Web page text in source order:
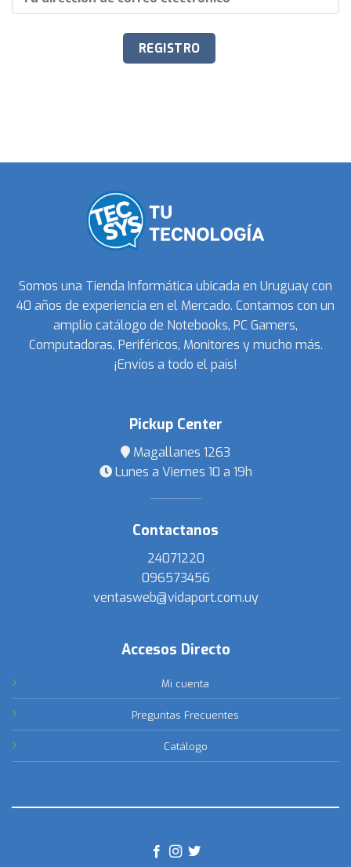
Somos una Tienda Informática ubicada en Uruguay con
40 años de experiencia en el Mercado. Contamos con un
amplio catálogo de Notebooks, PC Gamers,
Computadoras, Periféricos, Monitores y mucho más.
¡Envíos a todo el país!
Pickup Center
Magallanes 1263
Lunes a Viernes 10 a 19h
Contactanos
24071220
096573456
ventasweb@vidaport.com.uy
Accesos Directo
Mi cuenta
Preguntas Frecuentes
Catálogo